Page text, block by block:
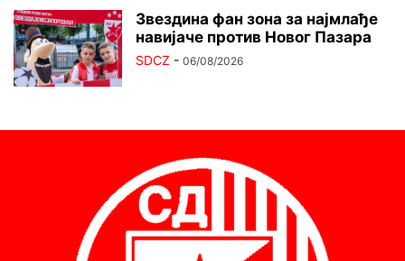
Звездина фан зона за најмлађе
навијаче против Новог Пазара
SDCZ - 06/08/2026